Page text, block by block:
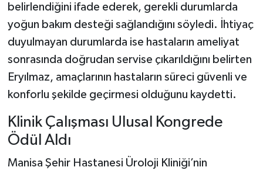
belirlendiğini ifade ederek, gerekli durumlarda
yoğun bakım desteği sağlandığını söyledi. İhtiyaç
duyulmayan durumlarda ise hastaların ameliyat
sonrasında doğrudan servise çıkarıldığını belirten
Eryılmaz, amaçlarının hastaların süreci güvenli ve
konforlu şekilde geçirmesi olduğunu kaydetti.
Klinik Çalışması Ulusal Kongrede
Ödül Aldı
Manisa Şehir Hastanesi Üroloji Kliniği’nin